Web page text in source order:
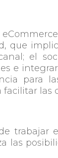
que
el
e
para
trabajar
las